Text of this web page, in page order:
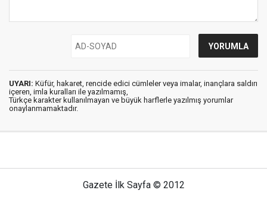
UYARI: Küfür, hakaret, rencide edici cümleler veya imalar, inançlara saldırı
içeren, imla kuralları ile yazılmamış,
Türkçe karakter kullanılmayan ve büyük harflerle yazılmış yorumlar
onaylanmamaktadır.
Gazete İlk Sayfa © 2012